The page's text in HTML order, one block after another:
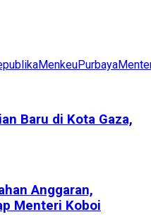
MenkeuPurbaya
Baru di Kota Gaza,
Anggaran,
Menteri Koboi